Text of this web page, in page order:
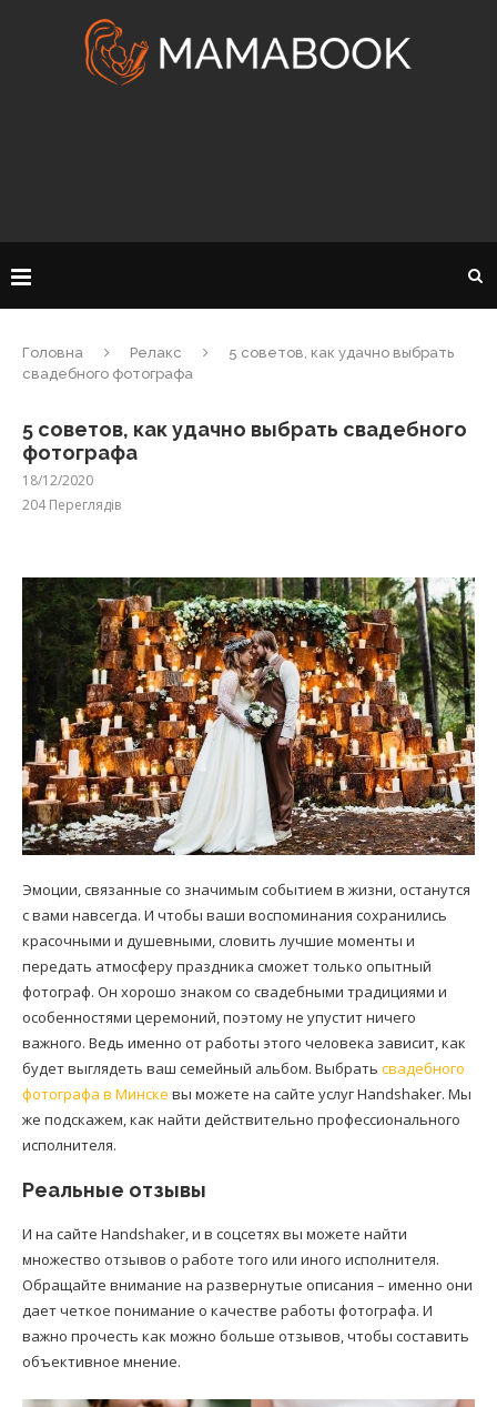
Головна Релакс
5 советов, как удачно выбрать
свадебного фотографа
5 советов, как удачно выбрать свадебного
фотографа
18/12/2020
204Переглядів
Эмоции, связанные со значимым событием в жизни, останутся
с вами навсегда. И чтобы ваши воспоминания сохранились
красочными и душевными, словить лучшие моменты и
передать атмосферу праздника сможет только опытный
фотограф. Он хорошо знаком со свадебными традициями и
особенностями церемоний, поэтому не упустит ничего
важного. Ведь именно от работы этого человека зависит, как
будет выглядеть ваш семейный альбом. Выбрать свадебного
фотографа в Минске вы можете на сайте услуг Handshaker. Мы
же подскажем, как найти действительно профессионального
исполнителя.
Реальные отзывы
И на сайте Handshaker, и в соцсетях вы можете найти
множество отзывов о работе того или иного исполнителя.
Обращайте внимание на развернутые описания – именно они
дает четкое понимание о качестве работы фотографа. И
важно прочесть как можно больше отзывов, чтобы составить
объективное мнение.